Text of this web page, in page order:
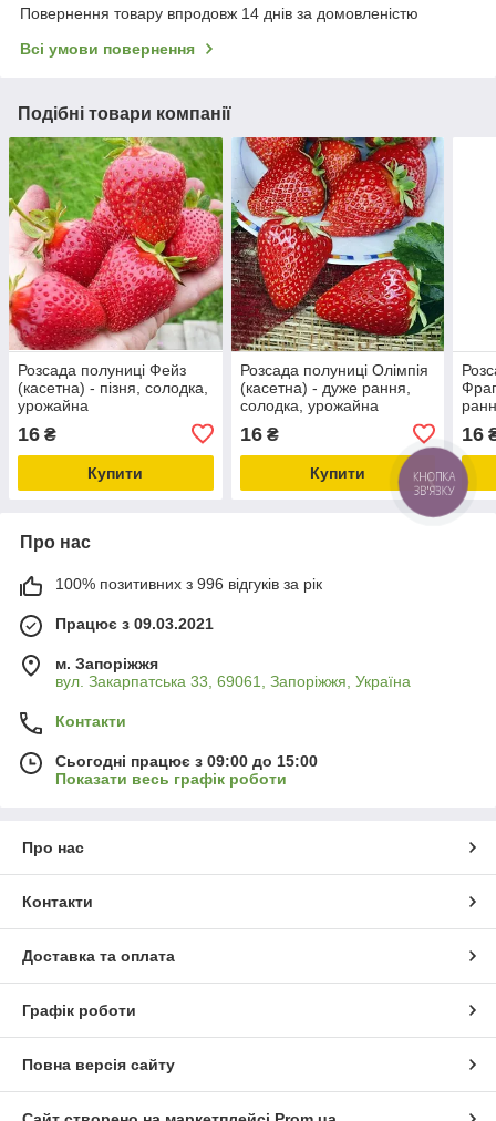
Повернення товару впродовж 14 днів за домовленістю
Всі умови повернення
Подібні товари компанії
Розсада полуниці Фейз
(касетна) - пізня, солодка,
урожайна
16 ₴
Купити
Розсада полуниці Олімпія
(касетна) - дуже рання,
солодка, урожайна
16₴
Купити
16
Про нас
100% позитивних з 996 відгуків за рік
Працює з 09.03.2021
м. Запоріжжя
вул. Закарпатська 33, 69061, Запоріжжя, Україна
Контакти
Сьогодні працює з 09:00 до 15:00
Показати весь графік роботи
Про нас
Контакти
Доставка та оплата
Графік роботи
Повна версія сайту